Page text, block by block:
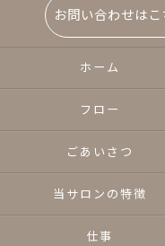
お問い合わせはこ
ホーム
フロー
ごあいさつ
当サロンの特徴
仕事